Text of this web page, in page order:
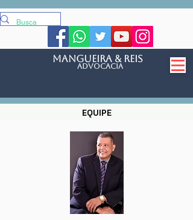
mangueira & reis
Advocacia
EQUIPE